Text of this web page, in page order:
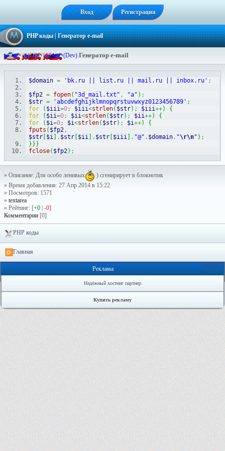
Вход Регистрация
PHP коды| Генератор e-mail
-=(C)DRU987=- (Dev) Генератор e-mail
$domain = 'bk.ru || list.ru || mail.ru || inbox.ru' ;
$fp2 = fopen( "3d_mail.txt" , "a" ) ;
$str = 'abcdefghijklmnopqrstuvwxyz0123456789' ;
for
( $iii=0; $iii<strlen( $str) ; $iii++)
{
for
( $ii=0; $ii<strlen( $str) ; $ii++)
{
for
( $i=0; $i<strlen( $str) ; $i++)
{
fputs ( $fp2,
$str $i . $str $ii . $str $iii . "@" . $domain. "\r\n" ) ;
} } }
fclose( $fp2) ;
» Описание: Для особо ленивых
) сгенирирует в блокнотик
» Время добавления: 27 Апр 2014 в 15:22
» Посмотров: 1571
» textarea
» Рейтинг: [+0 -0]
Комментарии [0]
PHP коды
Главная
Онлайн: 1
Реклама
Надёжный хостинг партнер
Купить рекламу